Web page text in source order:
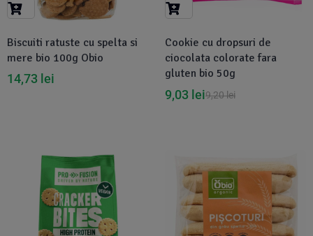
Biscuiti ratuste cu spelta si
mere bio 100g Obio
14,73 lei
Cookie cu dropsuri de
ciocolata colorate fara
gluten bio 50g
9,20lei
9,03 lei
Disponibil in 1-2 zile